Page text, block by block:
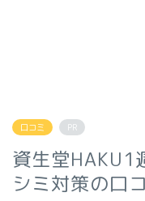
口コミ PR
資生堂HAKU1
シミ対策の口